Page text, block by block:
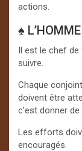
actions.
♠ L’HOMME
Il est le chef de
suivre.
Chaque
doivent être
c’est donner
Les efforts
encouragés.